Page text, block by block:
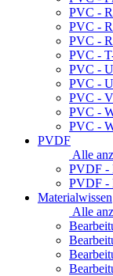
PVC -
PVC -
PVC -
PVC -
PVC -
PVC -
PVC -
PVC -
PVC -
PVDF
Alle
PVDF -
PVDF -
Materialwissen
Alle